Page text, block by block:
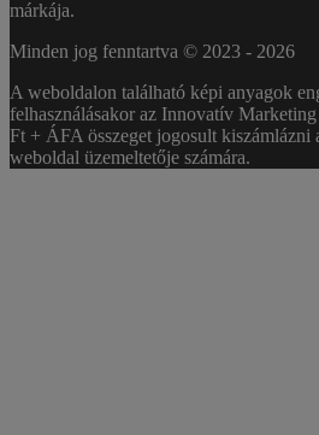
márkája.
Minden jog fenntartva © 2023 - 2026
A weboldalon található képi anyagok
felhasználásakor az Innovatív
Ft + ÁFA összeget jogosult kiszámlázni
weboldal üzemeltetője számára.